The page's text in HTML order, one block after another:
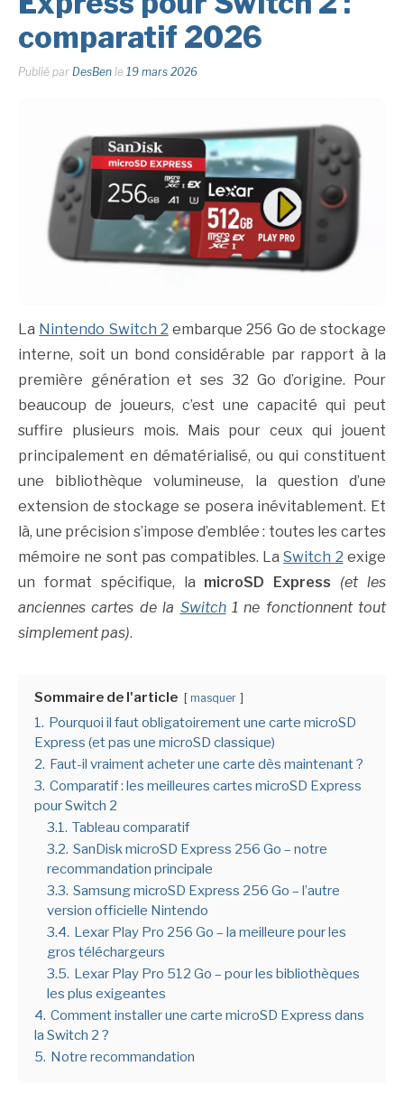
comparatif 2026
Publié par DesBen le 19 mars 2026
La Nintendo Switch 2 embarque 256 Go de stockage
interne, soit un bond considérable par rapport à la
première génération et ses 32 Go d’origine. Pour
beaucoup de joueurs, c’est une capacité qui peut
suffire plusieurs mois. Mais pour ceux qui jouent
principalement en dématérialisé, ou qui constituent
une bibliothèque volumineuse, la question d’une
extension de stockage se posera inévitablement. Et
là, une précision s’impose d’emblée : toutes les cartes
mémoire ne sont pas compatibles. LaSwitch 2 exige
un format spécifique, la microSD Express
(et les
anciennes cartes de la Switch1 ne fonctionnent tout
simplement pas).
Sommaire de l'article masquer
1. Pourquoi il faut obligatoirement une carte microSD
Express (et pas une microSD classique)
2. Faut-il vraiment acheter une carte dès maintenant ?
3. Comparatif : les meilleures cartes microSD Express
pour Switch 2
3.1. Tableau comparatif
3.2. SanDisk microSD Express 256 Go – notre
recommandation principale
3.3. Samsung microSD Express 256 Go – l’autre
version officielle Nintendo
3.4. Lexar Play Pro 256 Go – la meilleure pour les
gros téléchargeurs
3.5. Lexar Play Pro 512 Go – pour les bibliothèques
les plus exigeantes
4. Comment installer une carte microSD Express dans
la Switch 2 ?
5. Notre recommandation